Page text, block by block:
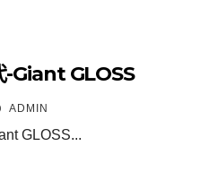
-Giant GLOSS
ADMIN
GLOSS...